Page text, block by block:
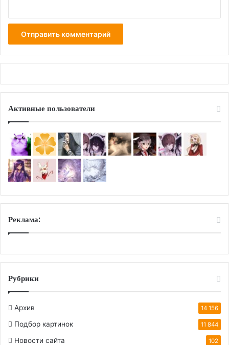
Активные пользователи
Реклама:
Рубрики
Архив 14 156
Подбор картинок 11 844
Новости сайта 102